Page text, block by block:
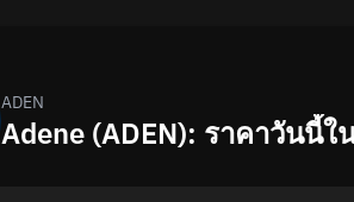
แลกเปลี่ยน ETH บน BTC
แลกเปลี่ยน BTC บน XMR
ADEN
Adene (ADEN): ราคาวันนี้ใ